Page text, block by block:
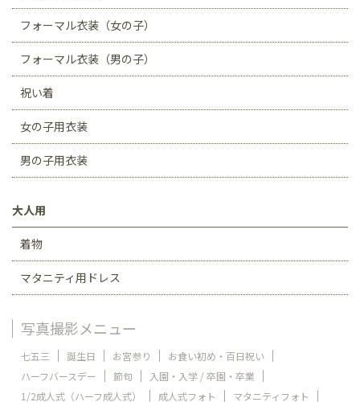
フォーマル衣装（女の子）
フォーマル衣装（男の子）
祝い着
女の子用衣装
男の子用衣装
大人用
着物
マタニティ用ドレス
写真撮影メニュー
七五三 誕生日 お宮参り
お食い初め・百日祝い
ハーフバースデー
節句
入園・入学 / 卒園・卒業
1/2成人式（ハーフ成人式）
成人式フォト
マタニティフォト